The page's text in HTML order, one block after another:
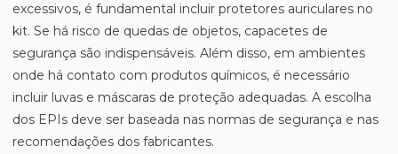
excessivos, é fundamental incluir protetores auriculares no
kit. Se há risco de quedas de objetos, capacetes de
segurança são indispensáveis. Além disso, em ambientes
onde há contato com produtos químicos, é necessário
incluir luvas e máscaras de proteção adequadas. A escolha
dos EPIs deve ser baseada nas normas de segurança e nas
recomendações dos fabricantes.